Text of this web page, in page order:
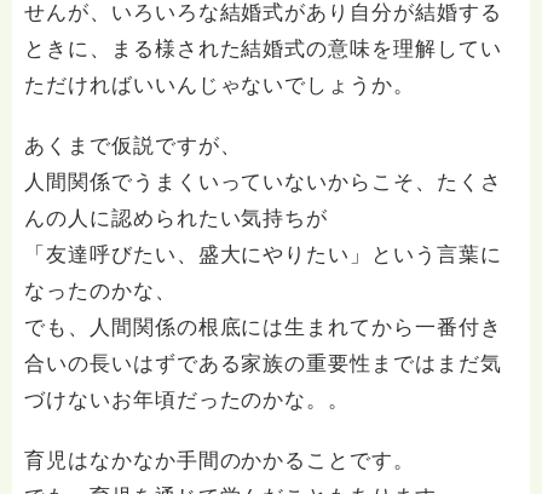
せんが、いろいろな結婚式があり自分が結婚する
ときに、まる様された結婚式の意味を理解してい
ただければいいんじゃないでしょうか。
あくまで仮説ですが、
人間関係でうまくいっていないからこそ、たくさ
んの人に認められたい気持ちが
「友達呼びたい、盛大にやりたい」という言葉に
なったのかな、
でも、人間関係の根底には生まれてから一番付き
合いの長いはずである家族の重要性まではまだ気
づけないお年頃だったのかな。。
育児はなかなか手間のかかることです。